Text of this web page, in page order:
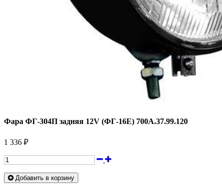
Фара ФГ-304П задняя 12V (ФГ-16Е) 700А.37.99.120
1 336 ₽
Добавить в корзину